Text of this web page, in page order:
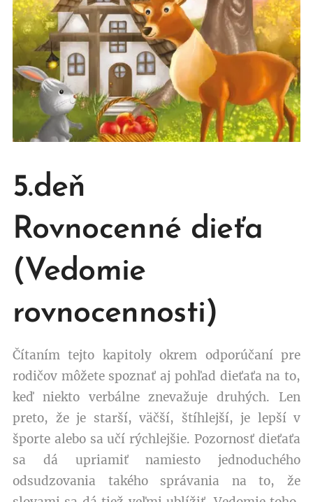
5.deň
Rovnocenné dieťa
(Vedomie
rovnocennosti)
Čítaním tejto kapitoly okrem odporúčaní pre
rodičov môžete spoznať aj pohľad dieťaťa na to,
keď niekto verbálne znevažuje druhých. Len
preto, že je starší, väčší, štíhlejší, je lepší v
športe alebo sa učí rýchlejšie. Pozornosť dieťaťa
sa dá upriamiť namiesto jednoduchého
odsudzovania takého správania na to, že